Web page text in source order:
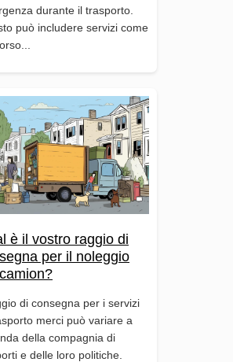
durante il trasporto.
può includere servizi come
è il vostro raggio di
per il noleggio
di consegna per i servizi
merci può variare a
della compagnia di
e delle loro politiche.